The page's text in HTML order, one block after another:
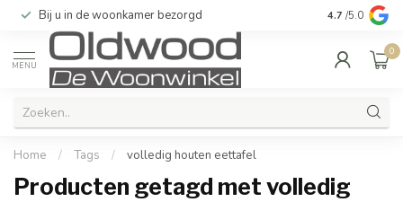
Bij u in de woonkamer bezorgd Kwaliteit &
4.7 /5.0
MENU
0
Home / Tags / volledig houten eettafel
Producten getagd met volledig